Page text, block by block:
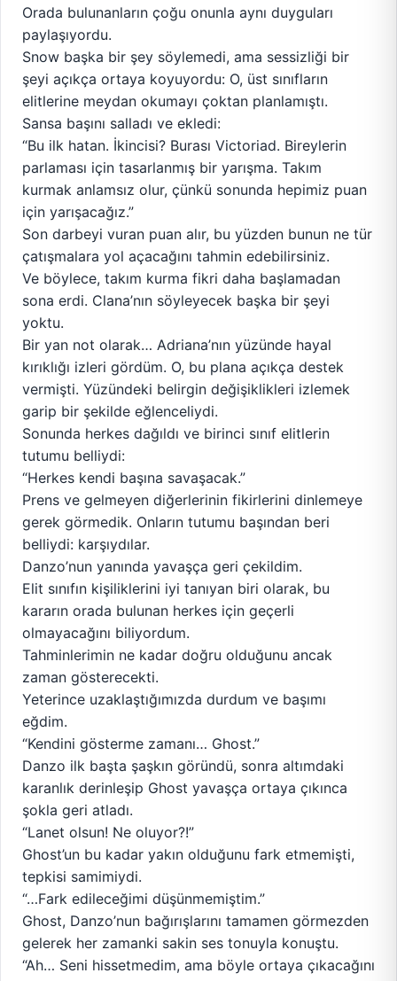
Orada bulunanların çoğu onunla aynı duyguları
paylaşıyordu.
Snow başka bir şey söylemedi, ama sessizliği bir
şeyi açıkça ortaya koyuyordu: O, üst sınıfların
elitlerine meydan okumayı çoktan planlamıştı.
Sansa başını salladı ve ekledi:
“Bu ilk hatan. İkincisi? Burası Victoriad. Bireylerin
parlaması için tasarlanmış bir yarışma. Takım
kurmak anlamsız olur, çünkü sonunda hepimiz puan
için yarışacağız.”
Son darbeyi vuran puan alır, bu yüzden bunun ne tür
çatışmalara yol açacağını tahmin edebilirsiniz.
Ve böylece, takım kurma fikri daha başlamadan
sona erdi. Clana’nın söyleyecek başka bir şeyi
yoktu.
Bir yan not olarak… Adriana’nın yüzünde hayal
kırıklığı izleri gördüm. O, bu plana açıkça destek
vermişti. Yüzündeki belirgin değişiklikleri izlemek
garip bir şekilde eğlenceliydi.
Sonunda herkes dağıldı ve birinci sınıf elitlerin
tutumu belliydi:
“Herkes kendi başına savaşacak.”
Prens ve gelmeyen diğerlerinin fikirlerini dinlemeye
gerek görmedik. Onların tutumu başından beri
belliydi: karşıydılar.
Danzo’nun yanında yavaşça geri çekildim.
Elit sınıfın kişiliklerini iyi tanıyan biri olarak, bu
kararın orada bulunan herkes için geçerli
olmayacağını biliyordum.
Tahminlerimin ne kadar doğru olduğunu ancak
zaman gösterecekti.
Yeterince uzaklaştığımızda durdum ve başımı
eğdim.
“Kendini gösterme zamanı… Ghost.”
Danzo ilk başta şaşkın göründü, sonra altımdaki
karanlık derinleşip Ghost yavaşça ortaya çıkınca
şokla geri atladı.
“Lanet olsun! Ne oluyor?!”
Ghost’un bu kadar yakın olduğunu fark etmemişti,
tepkisi samimiydi.
“…Fark edileceğimi düşünmemiştim.”
Ghost, Danzo’nun bağırışlarını tamamen görmezden
gelerek her zamanki sakin ses tonuyla konuştu.
“Ah… Seni hissetmedim, ama böyle ortaya çıkacağını